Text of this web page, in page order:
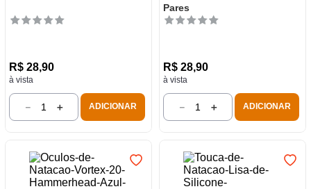
R$ 28,90
à vista
＋
－ ADICIONAR
Pares
R$ 28,90
à vista
＋
－ ADICIONAR